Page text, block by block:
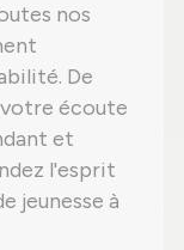
nos
De
écoute
et
l'esprit
jeunesse à